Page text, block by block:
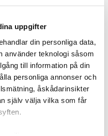
uppgifter
din personliga data,
använder teknologi såsom
till information på din
personliga annonser och
åskådarinsikter
själv välja vilka som får
MYRAN
MIRA 15g
Nuvarande pris:
67,00 krTidigare pris
89,00 kr
67,00 kr
89,00 kr
FINNS I LAGER.